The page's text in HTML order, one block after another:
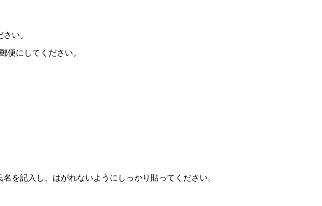
い。
にしてください。
を記入し、はがれないようにしっかり貼ってください。